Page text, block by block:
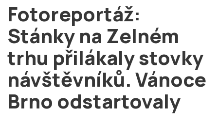
# Brno
# volby
login PŘIHLÁSIT SE
Zapomněli jste heslo?
Fotoreportáž:
Stánky na Zelném
trhu přilákaly stovky
návštěvníků. Vánoce
Brno odstartovaly